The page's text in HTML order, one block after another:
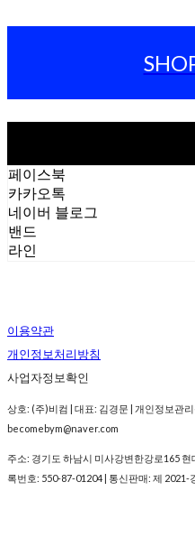
페이스북
카카오톡
네이버 블로그
밴드
라인
이용약관
개인정보처리방침
사업자정보확인
상호: (주)비컴 | 대표: 김경문 | 개인정보관
becomebym@naver.com
주소: 경기도 하남시 미사강변한강로165
록번호: 550-87-01204 | 통신판매: 제 2021-